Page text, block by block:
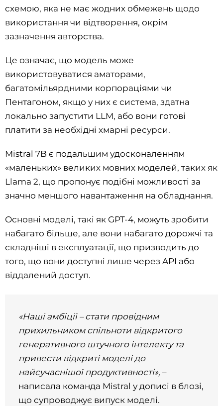
схемою, яка не має жодних обмежень щодо
використання чи відтворення, окрім
зазначення авторства.
Це означає, що модель може
використовуватися аматорами,
багатомільярдними корпораціями чи
Пентагоном, якщо у них є система, здатна
локально запустити LLM, або вони готові
платити за необхідні хмарні ресурси.
Mistral 7B є подальшим удосконаленням
«маленьких» великих мовних моделей, таких як
Llama 2, що пропонує подібні можливості за
значно меншого навантаження на обладнання.
Основні моделі, такі як GPT-4, можуть зробити
набагато більше, але вони набагато дорожчі та
складніші в експлуатації, що призводить до
того, що вони доступні лише через API або
віддалений доступ.
«Наші амбіції – стати провідним
прихильником спільноти відкритого
генеративного штучного інтелекту та
привести відкриті моделі до
найсучаснішої продуктивності», –
написала команда Mistral у дописі в блозі,
що супроводжує випуск моделі.